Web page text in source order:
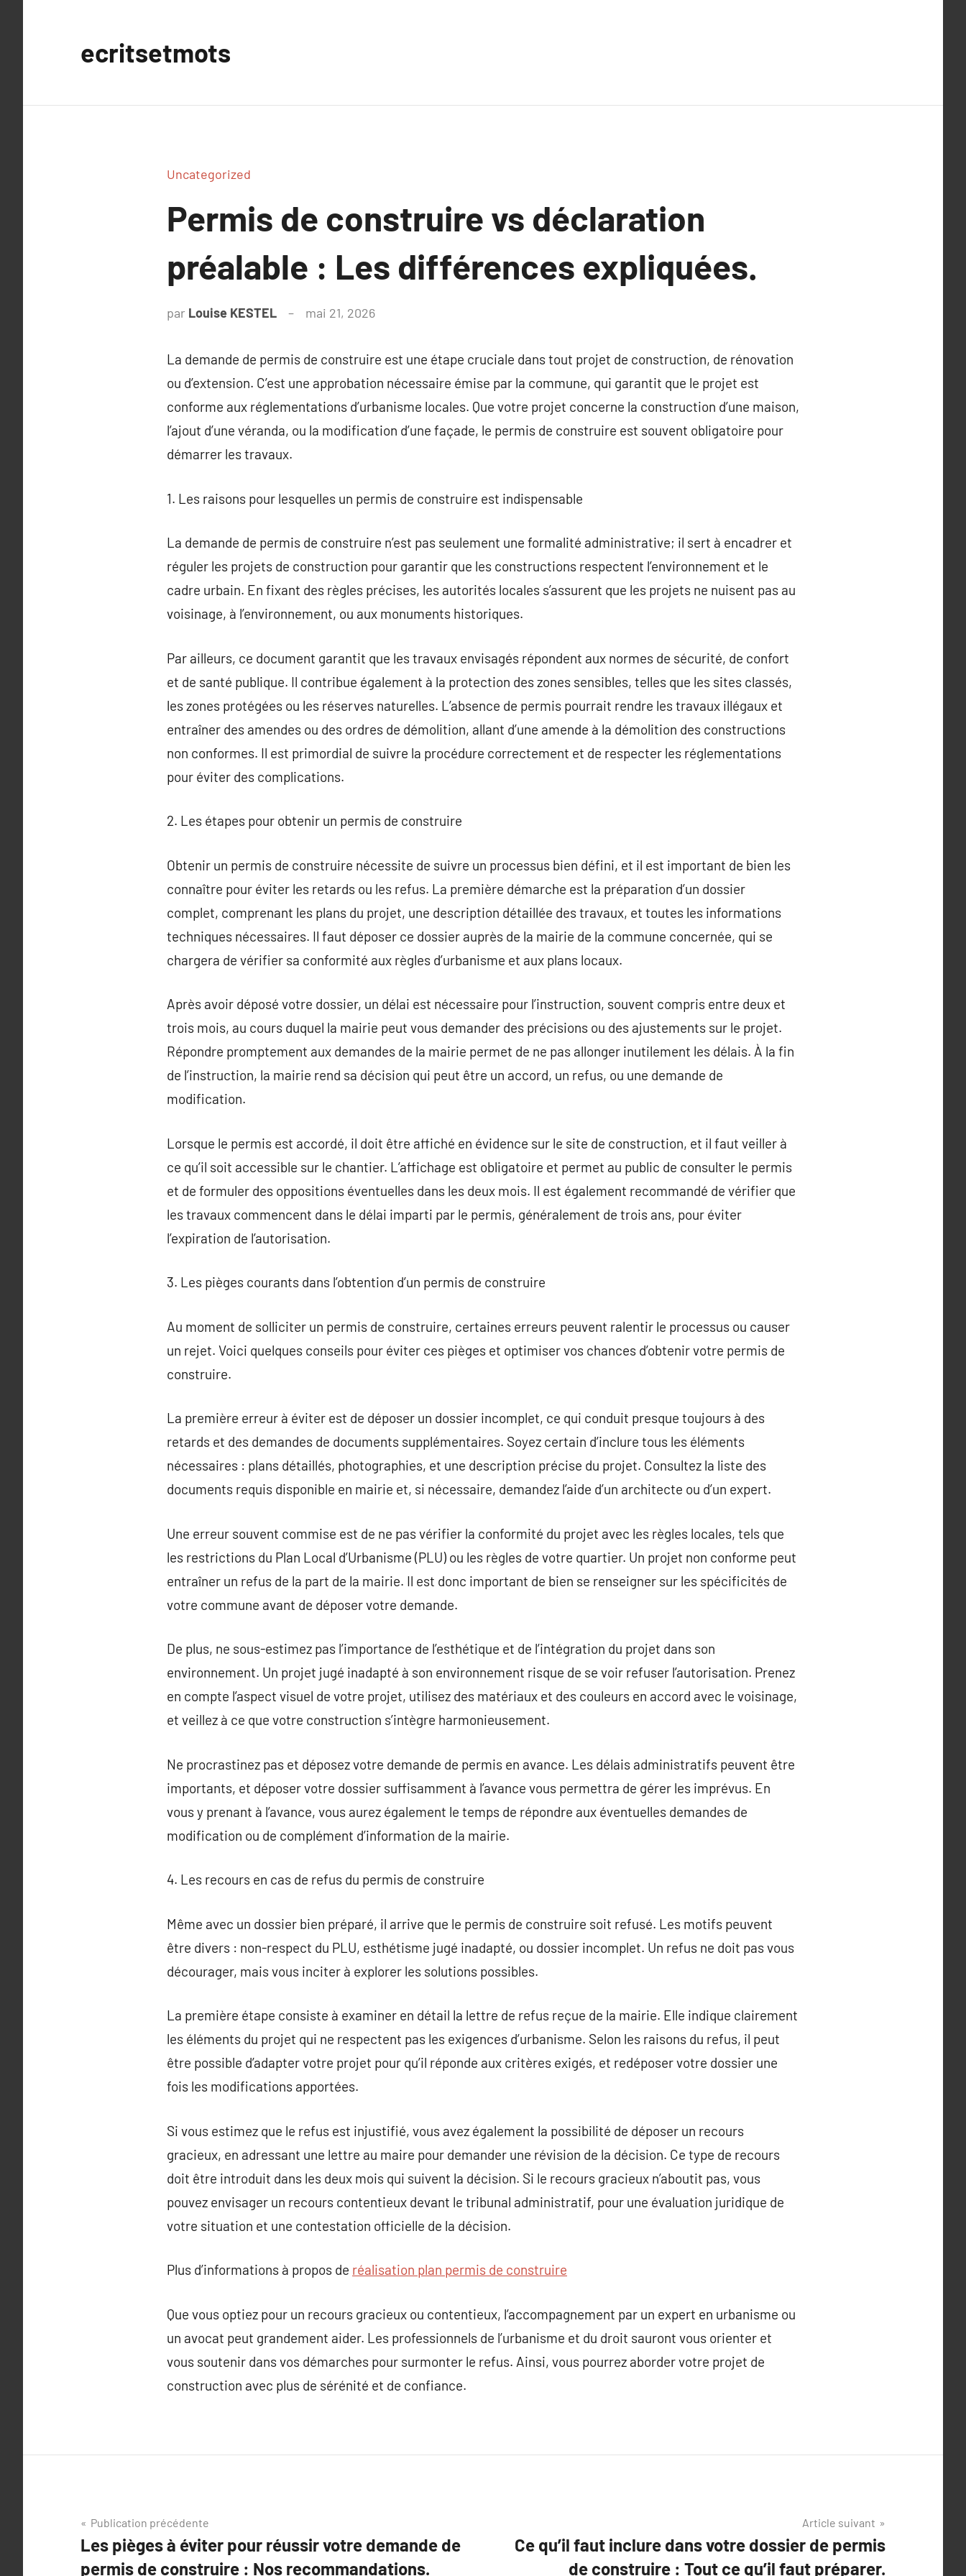
ecritsetmots
Uncategorized
Permis de construire vs déclaration
préalable : Les différences expliquées.
par Louise KESTEL mai 21, 2026
La demande de permis de construire est une étape cruciale dans tout projet de construction, de rénovation
ou d’extension. C’est une approbation nécessaire émise par la commune, qui garantit que le projet est
conforme aux réglementations d’urbanisme locales. Que votre projet concerne la construction d’une maison,
l’ajout d’une véranda, ou la modification d’une façade, le permis de construire est souvent obligatoire pour
démarrer les travaux.
1. Les raisons pour lesquelles un permis de construire est indispensable
La demande de permis de construire n’est pas seulement une formalité administrative; il sert à encadrer et
réguler les projets de construction pour garantir que les constructions respectent l’environnement et le
cadre urbain. En fixant des règles précises, les autorités locales s’assurent que les projets ne nuisent pas au
voisinage, à l’environnement, ou aux monuments historiques.
Par ailleurs, ce document garantit que les travaux envisagés répondent aux normes de sécurité, de confort
et de santé publique. Il contribue également à la protection des zones sensibles, telles que les sites classés,
les zones protégées ou les réserves naturelles. L’absence de permis pourrait rendre les travaux illégaux et
entraîner des amendes ou des ordres de démolition, allant d’une amende à la démolition des constructions
non conformes. Il est primordial de suivre la procédure correctement et de respecter les réglementations
pour éviter des complications.
2. Les étapes pour obtenir un permis de construire
Obtenir un permis de construire nécessite de suivre un processus bien défini, et il est important de bien les
connaître pour éviter les retards ou les refus. La première démarche est la préparation d’un dossier
complet, comprenant les plans du projet, une description détaillée des travaux, et toutes les informations
techniques nécessaires. Il faut déposer ce dossier auprès de la mairie de la commune concernée, qui se
chargera de vérifier sa conformité aux règles d’urbanisme et aux plans locaux.
Après avoir déposé votre dossier, un délai est nécessaire pour l’instruction, souvent compris entre deux et
trois mois, au cours duquel la mairie peut vous demander des précisions ou des ajustements sur le projet.
Répondre promptement aux demandes de la mairie permet de ne pas allonger inutilement les délais. À la fin
de l’instruction, la mairie rend sa décision qui peut être un accord, un refus, ou une demande de
modification.
Lorsque le permis est accordé, il doit être affiché en évidence sur le site de construction, et il faut veiller à
ce qu’il soit accessible sur le chantier. L’affichage est obligatoire et permet au public de consulter le permis
et de formuler des oppositions éventuelles dans les deux mois. Il est également recommandé de vérifier que
les travaux commencent dans le délai imparti par le permis, généralement de trois ans, pour éviter
l’expiration de l’autorisation.
3. Les pièges courants dans l’obtention d’un permis de construire
Au moment de solliciter un permis de construire, certaines erreurs peuvent ralentir le processus ou causer
un rejet. Voici quelques conseils pour éviter ces pièges et optimiser vos chances d’obtenir votre permis de
construire.
La première erreur à éviter est de déposer un dossier incomplet, ce qui conduit presque toujours à des
retards et des demandes de documents supplémentaires. Soyez certain d’inclure tous les éléments
nécessaires : plans détaillés, photographies, et une description précise du projet. Consultez la liste des
documents requis disponible en mairie et, si nécessaire, demandez l’aide d’un architecte ou d’un expert.
Une erreur souvent commise est de ne pas vérifier la conformité du projet avec les règles locales, tels que
les restrictions du Plan Local d’Urbanisme (PLU) ou les règles de votre quartier. Un projet non conforme peut
entraîner un refus de la part de la mairie. Il est donc important de bien se renseigner sur les spécificités de
votre commune avant de déposer votre demande.
De plus, ne sous-estimez pas l’importance de l’esthétique et de l’intégration du projet dans son
environnement. Un projet jugé inadapté à son environnement risque de se voir refuser l’autorisation. Prenez
en compte l’aspect visuel de votre projet, utilisez des matériaux et des couleurs en accord avec le voisinage,
et veillez à ce que votre construction s’intègre harmonieusement.
Ne procrastinez pas et déposez votre demande de permis en avance. Les délais administratifs peuvent être
importants, et déposer votre dossier suffisamment à l’avance vous permettra de gérer les imprévus. En
vous y prenant à l’avance, vous aurez également le temps de répondre aux éventuelles demandes de
modification ou de complément d’information de la mairie.
4. Les recours en cas de refus du permis de construire
Même avec un dossier bien préparé, il arrive que le permis de construire soit refusé. Les motifs peuvent
être divers : non-respect du PLU, esthétisme jugé inadapté, ou dossier incomplet. Un refus ne doit pas vous
décourager, mais vous inciter à explorer les solutions possibles.
La première étape consiste à examiner en détail la lettre de refus reçue de la mairie. Elle indique clairement
les éléments du projet qui ne respectent pas les exigences d’urbanisme. Selon les raisons du refus, il peut
être possible d’adapter votre projet pour qu’il réponde aux critères exigés, et redéposer votre dossier une
fois les modifications apportées.
Si vous estimez que le refus est injustifié, vous avez également la possibilité de déposer un recours
gracieux, en adressant une lettre au maire pour demander une révision de la décision. Ce type de recours
doit être introduit dans les deux mois qui suivent la décision. Si le recours gracieux n’aboutit pas, vous
pouvez envisager un recours contentieux devant le tribunal administratif, pour une évaluation juridique de
votre situation et une contestation officielle de la décision.
Plus d’informations à propos de réalisation plan permis de construire
Que vous optiez pour un recours gracieux ou contentieux, l’accompagnement par un expert en urbanisme ou
un avocat peut grandement aider. Les professionnels de l’urbanisme et du droit sauront vous orienter et
vous soutenir dans vos démarches pour surmonter le refus. Ainsi, vous pourrez aborder votre projet de
construction avec plus de sérénité et de confiance.
Navigation
de
Publication précédente
Les pièges à éviter pour réussir votre demande de
permis de construire : Nos recommandations.
Article suivant
Ce qu’il faut inclure dans votre dossier de permis
de construire : Tout ce qu’il faut préparer.